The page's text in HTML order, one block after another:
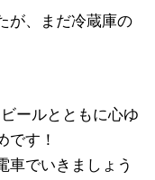
が、まだ冷蔵庫の
ールとともに心ゆ
です！
車でいきましょう